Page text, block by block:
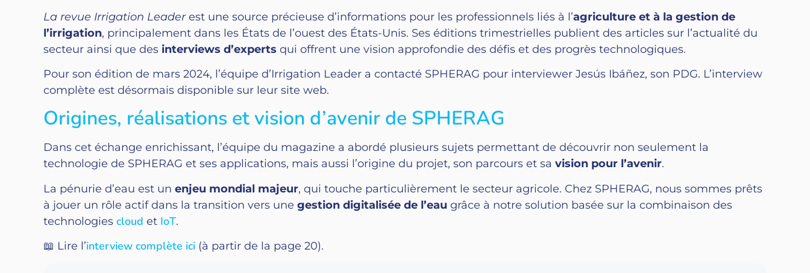
La revue Irrigation Leaderest une source précieuse d’informations pour les professionnels liés à l’agriculture et à la gestion de
l’irrigation, principalement dans les États de l’ouest des États-Unis. Ses éditions trimestrielles publient des articles sur l’actualité du
secteur ainsi que des interviews d’experts qui offrent une vision approfondie des défis et des progrès technologiques.
Pour son édition de mars 2024, l’équipe d’Irrigation Leader a contacté SPHERAG pour interviewer Jesús Ibáñez, son PDG. L’interview
complète est désormais disponible sur leur site web.
Origines, réalisations et vision d’avenir de SPHERAG
Dans cet échange enrichissant, l’équipe du magazine a abordé plusieurs sujets permettant de découvrir non seulement la
technologie de SPHERAG et ses applications, mais aussi l’origine du projet, son parcours et sa vision pour l’avenir.
La pénurie d’eau est un enjeu mondial majeur, qui touche particulièrement le secteur agricole. Chez SPHERAG, nous sommes prêts
à jouer un rôle actif dans la transition vers une gestion digitalisée de l’eau grâce à notre solution basée sur la combinaison des
technologies cloud et IoT.
📖 Lire l’interview complète ici (à partir de la page 20).